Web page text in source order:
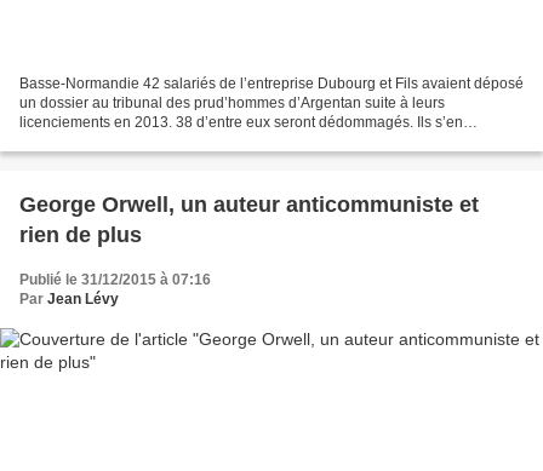
Basse-Normandie 42 salariés de l’entreprise Dubourg et Fils avaient déposé
un dossier au tribunal des prud’hommes d’Argentan suite à leurs
licenciements en 2013. 38 d’entre eux seront dédommagés. Ils s’en
George Orwell, un auteur anticommuniste et
rien de plus
Publié le 31/12/2015 à 07:16
Par Jean Lévy